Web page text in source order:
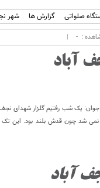
صلواتی گزارش ها شهر
:
-
آباد
جوان: یک شب رفتیم گلزار شهدای نجف
نمی شد چون قدش بلند بود. این
آباد